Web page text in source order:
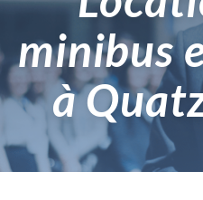
minibus
à